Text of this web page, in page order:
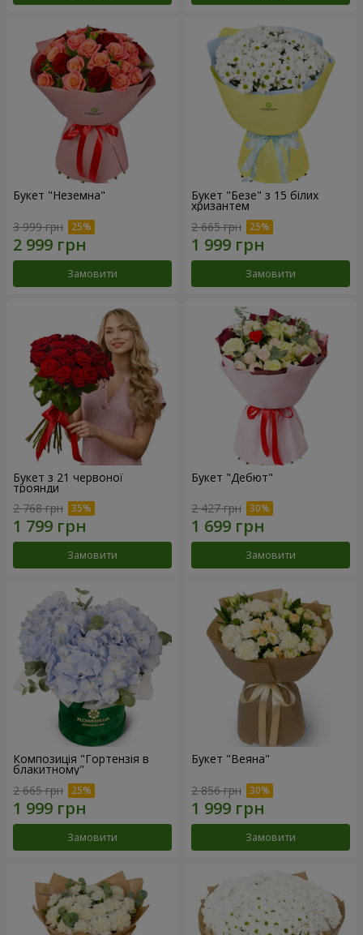
Букет "Неземна"
3 999 грн
Замовити
Букет "Безе" з 15 білих
хризантем
2 665 грн
Замовити
Букет з 21 червоної
троянди
2 768 грн
Замовити
Букет "Дебют"
2 427 грн
Замовити
Композиція "Гортензія в
блакитному"
2 665 грн
Замовити
Букет "Веяна"
2 856 грн
Замовити